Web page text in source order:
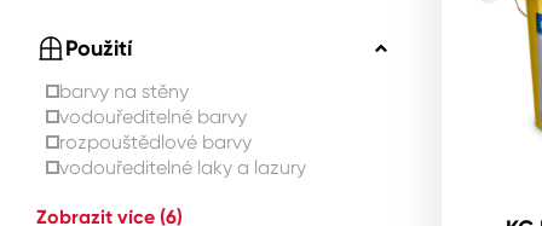
Použití
barvy na stěny
vodouředitelné barvy
rozpouštědlové barvy
vodouředitelné laky a lazury
Zobrazit více (6)